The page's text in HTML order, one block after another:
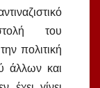
του
πολιτική
άλλων και